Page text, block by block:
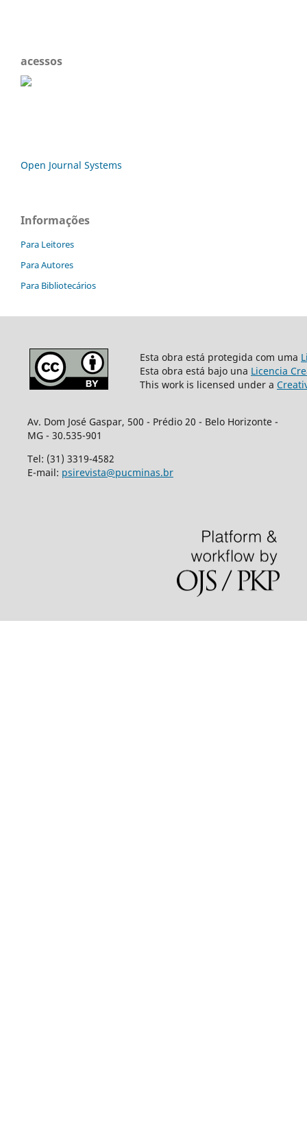
acessos
Open Journal Systems
Informações
Para Leitores
Para Autores
Para Bibliotecários
Esta obra está protegida com uma
Esta obra está bajo una Licencia
This work is licensed under a
Av. Dom José Gaspar, 500 - Prédio 20 - Belo Horizonte -
MG - 30.535-901
Tel: (31) 3319-4582
E-mail: psirevista@pucminas.br